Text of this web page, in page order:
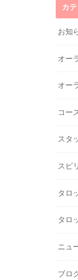
カ
お知
オー
オー
コー
スタ
スピ
タロ
タロ
ニュ
ブロ